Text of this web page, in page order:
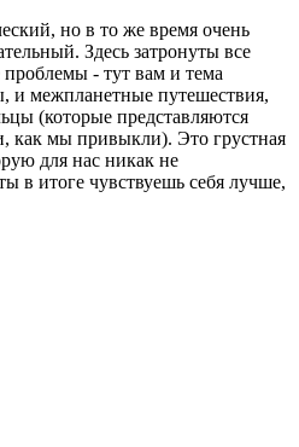
но в то же время очень
Здесь затронуты все
- тут вам и тема
и межпланетные путешествия,
(которые представляются
как мы привыкли). Это грустная
для нас никак не
в итоге чувствуешь себя лучше,